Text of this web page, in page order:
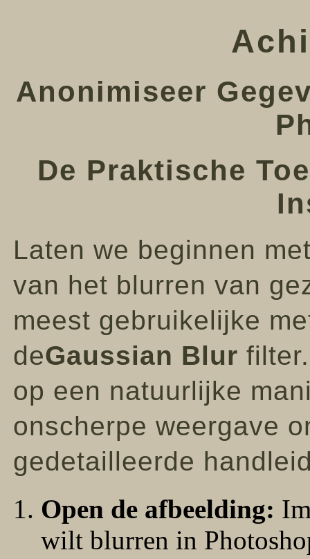
Anonimiseer
De Praktische
Laten we beginnen
van het blurren van
meest gebruikelijke
deGaussian Blur
op een natuurlijke
onscherpe weergave
gedetailleerde
Open de afbeelding:
wilt blurren in